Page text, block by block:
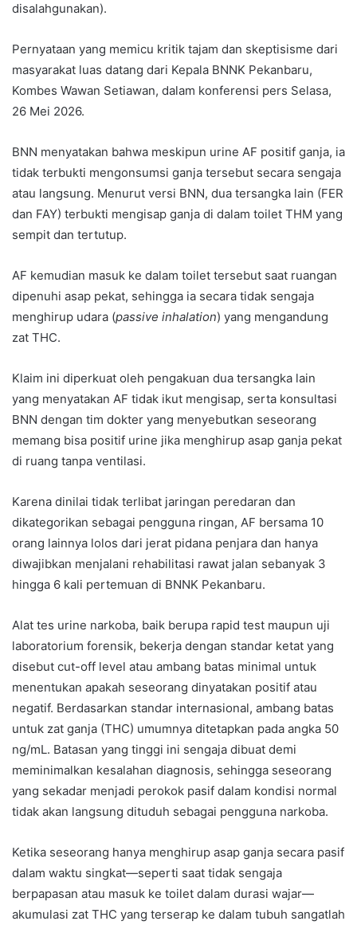
disalahgunakan).
Pernyataan yang memicu kritik tajam dan skeptisisme dari
masyarakat luas datang dari Kepala BNNK Pekanbaru,
Kombes Wawan Setiawan, dalam konferensi pers Selasa,
26 Mei 2026.
BNN menyatakan bahwa meskipun urine AF positif ganja, ia
tidak terbukti mengonsumsi ganja tersebut secara sengaja
atau langsung. Menurut versi BNN, dua tersangka lain (FER
dan FAY) terbukti mengisap ganja di dalam toilet THM yang
sempit dan tertutup.
AF kemudian masuk ke dalam toilet tersebut saat ruangan
dipenuhi asap pekat, sehingga ia secara tidak sengaja
menghirup udara (passive inhalation) yang mengandung
zat THC.
Klaim ini diperkuat oleh pengakuan dua tersangka lain
yang menyatakan AF tidak ikut mengisap, serta konsultasi
BNN dengan tim dokter yang menyebutkan seseorang
memang bisa positif urine jika menghirup asap ganja pekat
di ruang tanpa ventilasi.
Karena dinilai tidak terlibat jaringan peredaran dan
dikategorikan sebagai pengguna ringan, AF bersama 10
orang lainnya lolos dari jerat pidana penjara dan hanya
diwajibkan menjalani rehabilitasi rawat jalan sebanyak 3
hingga 6 kali pertemuan di BNNK Pekanbaru.
Alat tes urine narkoba, baik berupa rapid test maupun uji
laboratorium forensik, bekerja dengan standar ketat yang
disebut cut-off level atau ambang batas minimal untuk
menentukan apakah seseorang dinyatakan positif atau
negatif. Berdasarkan standar internasional, ambang batas
untuk zat ganja (THC) umumnya ditetapkan pada angka 50
ng/mL. Batasan yang tinggi ini sengaja dibuat demi
meminimalkan kesalahan diagnosis, sehingga seseorang
yang sekadar menjadi perokok pasif dalam kondisi normal
tidak akan langsung dituduh sebagai pengguna narkoba.
Ketika seseorang hanya menghirup asap ganja secara pasif
dalam waktu singkat—seperti saat tidak sengaja
berpapasan atau masuk ke toilet dalam durasi wajar—
akumulasi zat THC yang terserap ke dalam tubuh sangatlah